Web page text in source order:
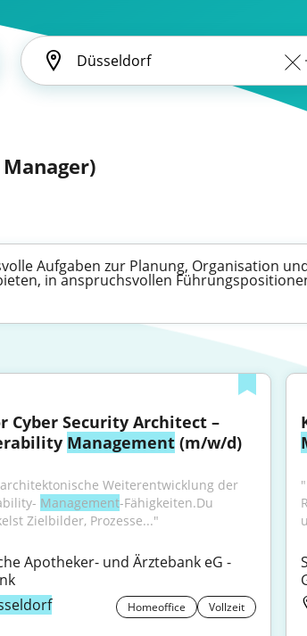
Aufgaben zur Planung, Organisation
in anspruchsvollen
Cyber Security Architect –
Management (m/w/d)
Weiterentwicklung der
Management-Fähigkeiten.Du
Zielbilder, Prozesse..."
Apotheker- und Ärztebank eG -
Homeoffice Vollzeit